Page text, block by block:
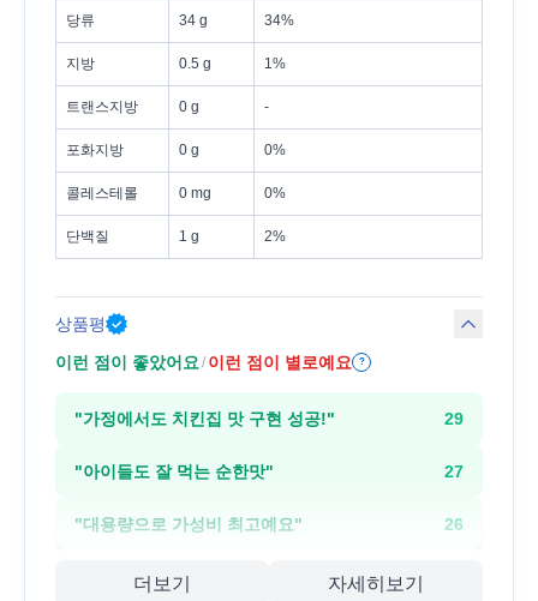
당류 34 g 34%
지방 0.5 g 1%
트랜스지방 0 g -
포화지방 0 g 0%
콜레스테롤 0 mg 0%
단백질 1 g 2%
상품평
이런 점이 좋았어요 / 이런 점이 별로예요 ?
"가정에서도 치킨집 맛 구현 성공!" 29
"아이들도 잘 먹는 순한맛" 27
"대용량으로 가성비 최고예요" 26
더보기 자세히보기